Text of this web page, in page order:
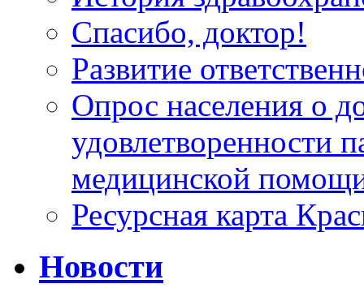
Спасибо, доктор!
Развитие
Опрос населения о
удовлетворенности
медицинской
Ресурсная карта
Новости